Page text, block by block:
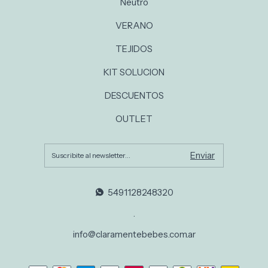
VERANO
TEJIDOS
KIT SOLUCION
DESCUENTOS
OUTLET
5491128248320
info@claramentebebes.com.ar